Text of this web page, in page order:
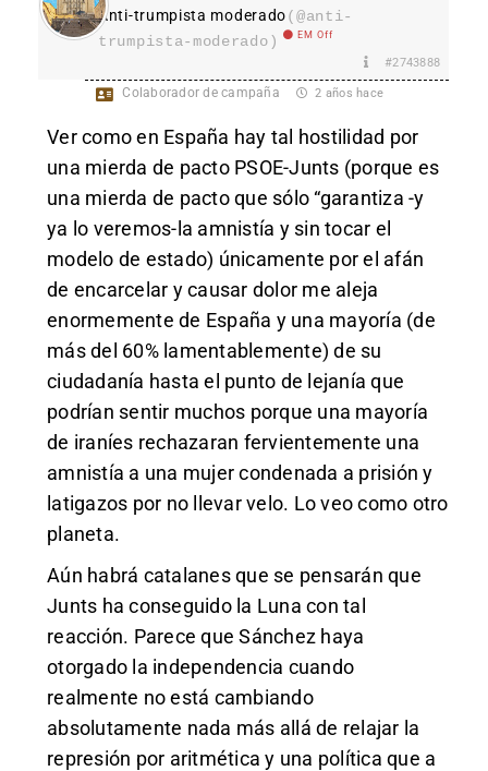
Anti-trumpista moderado(@anti-
trumpista-moderado)
EM Off
#2743888
Colaborador de campaña 2 años hace
Ver como en España hay tal hostilidad por
una mierda de pacto PSOE-Junts (porque es
una mierda de pacto que sólo “garantiza -y
ya lo veremos-la amnistía y sin tocar el
modelo de estado) únicamente por el afán
de encarcelar y causar dolor me aleja
enormemente de España y una mayoría (de
más del 60% lamentablemente) de su
ciudadanía hasta el punto de lejanía que
podrían sentir muchos porque una mayoría
de iraníes rechazaran fervientemente una
amnistía a una mujer condenada a prisión y
latigazos por no llevar velo. Lo veo como otro
planeta.
Aún habrá catalanes que se pensarán que
Junts ha conseguido la Luna con tal
reacción. Parece que Sánchez haya
otorgado la independencia cuando
realmente no está cambiando
absolutamente nada más allá de relajar la
represión por aritmética y una política que a